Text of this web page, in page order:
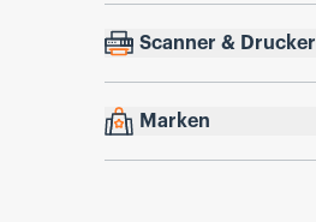
Scanner & Drucker
Marken